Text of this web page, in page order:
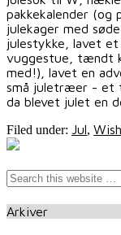
pakkekalender (og
julekager med
julestykke, lavet
vuggestue, tændt
med!), lavet en
små juletræer - et
da blevet julet en
Filed under: Jul,
Arkiver